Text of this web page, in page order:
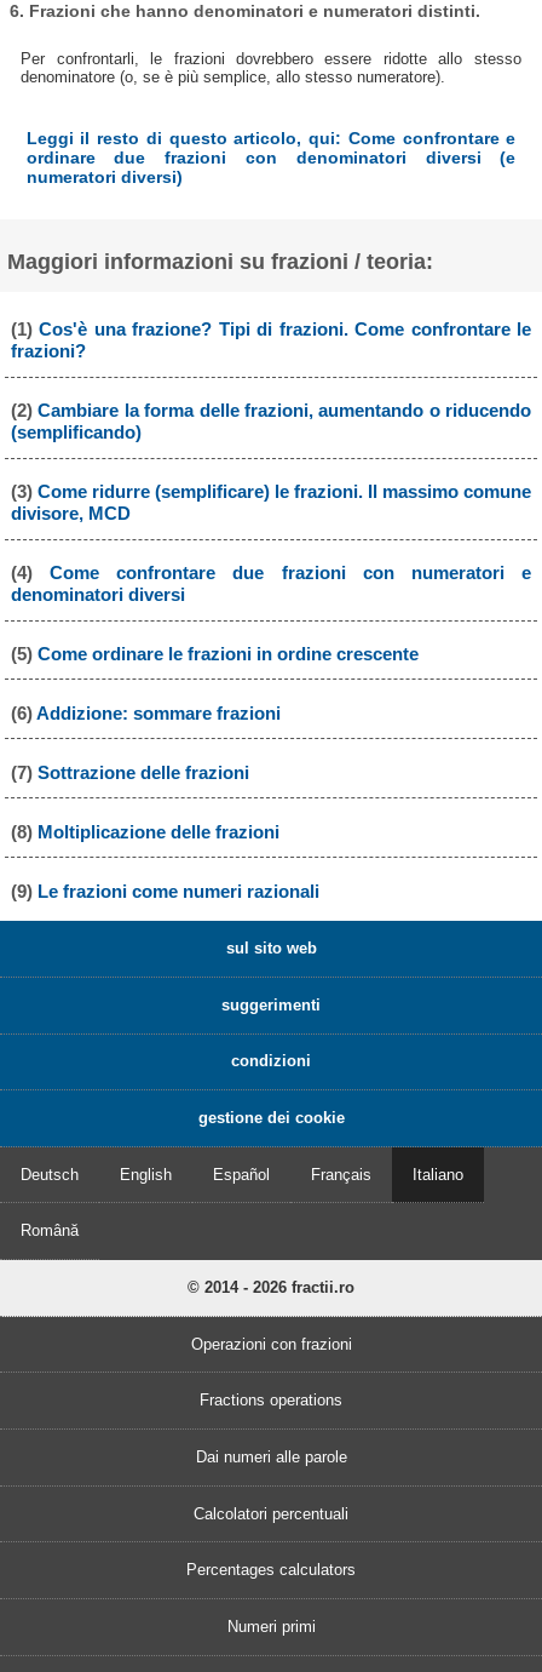
6. Frazioni che hanno denominatori e numeratori distinti.
Per confrontarli, le frazioni dovrebbero essere ridotte allo stesso
denominatore (o, se è più semplice, allo stesso numeratore).
Leggi il resto di questo articolo, qui: Come confrontare e
ordinare due frazioni con denominatori diversi (e
numeratori diversi)
Maggiori informazioni su frazioni / teoria:
(1)Cos'è una frazione? Tipi di frazioni. Come confrontare le
frazioni?
(2)Cambiare la forma delle frazioni, aumentando o riducendo
(semplificando)
(3) Come ridurre (semplificare) le frazioni. Il massimo comune
divisore, MCD
(4) Come confrontare due frazioni con numeratori e
denominatori diversi
(5) Come ordinare le frazioni in ordine crescente
(6)Addizione: sommare frazioni
(7) Sottrazione delle frazioni
(8) Moltiplicazione delle frazioni
(9) Le frazioni come numeri razionali
sul sito web
suggerimenti
condizioni
gestione dei cookie
Deutsch English Español Français Italiano
Română
© 2014 - 2026 fractii.ro
Operazioni con frazioni
Fractions operations
Dai numeri alle parole
Calcolatori percentuali
Percentages calculators
Numeri primi